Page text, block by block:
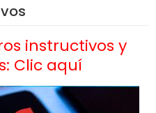
instructivos y
Clic aquí